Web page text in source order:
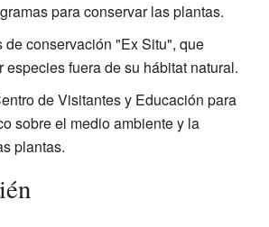
para conservar las plantas.
de conservación "Ex Situ", que
especies fuera de su hábitat natural.
de Visitantes y Educación para
sobre el medio ambiente y la
plantas.